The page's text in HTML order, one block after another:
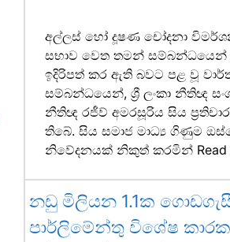
අල්ලස් හෝ දූෂණ චෝදනා
සභාව වෙත තමන්
ඉදිරිපත් කර ඇති බවට පළ වූ
සම්බන්ධයෙන්, ශ්‍රී ලංකා නීතිඥ
නීතිඥ රජීව් අමරසූරිය සිය
තිබේ. සිය සමාජ මාධ්‍ය ගිණුම
නිවේදනයක් නිකුත් කරමින්
නඩු මිලියන 1.1ක
පාර්ලිමේන්තු විශේෂ